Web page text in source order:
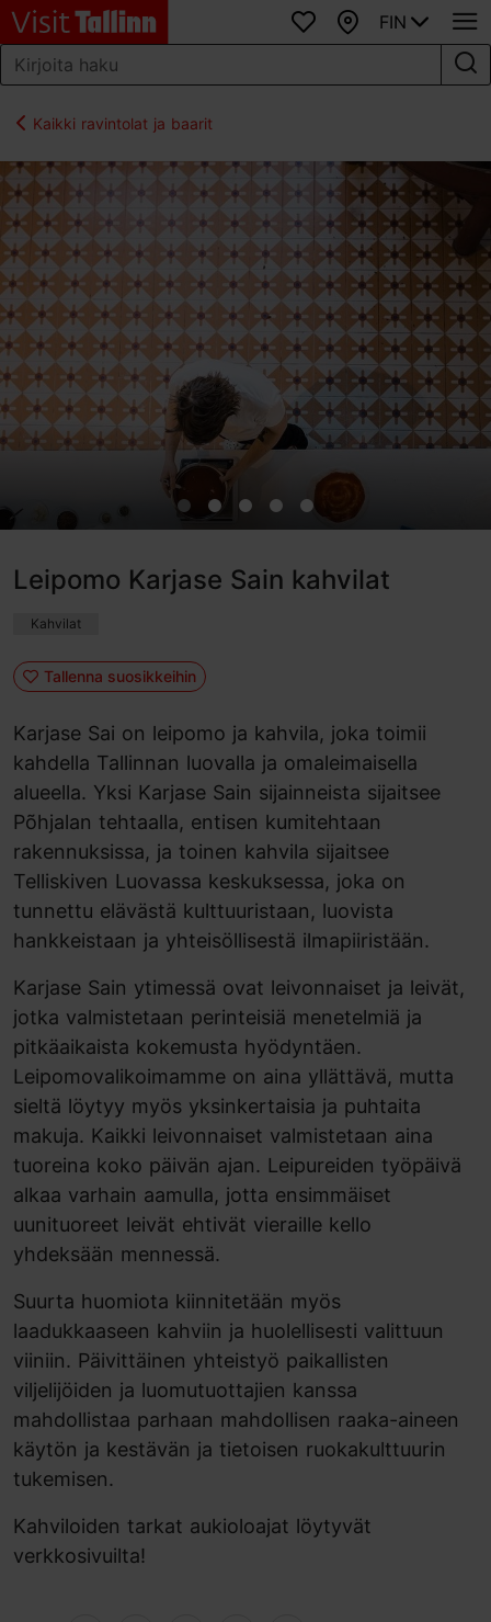
SuosikitKartta
FIN
Kaikki ravintolat ja baarit
Leipomo Karjase Sain kahvilat
Kahvilat
Tallenna suosikkeihin
Karjase Sai on leipomo ja kahvila, joka toimii
kahdella Tallinnan luovalla ja omaleimaisella
alueella. Yksi Karjase Sain sijainneista sijaitsee
Põhjalan tehtaalla, entisen kumitehtaan
rakennuksissa, ja toinen kahvila sijaitsee
Telliskiven Luovassa keskuksessa, joka on
tunnettu elävästä kulttuuristaan, luovista
hankkeistaan ja yhteisöllisestä ilmapiiristään.
Karjase Sain ytimessä ovat leivonnaiset ja leivät,
jotka valmistetaan perinteisiä menetelmiä ja
pitkäaikaista kokemusta hyödyntäen.
Leipomovalikoimamme on aina yllättävä, mutta
sieltä löytyy myös yksinkertaisia ja puhtaita
makuja. Kaikki leivonnaiset valmistetaan aina
tuoreina koko päivän ajan. Leipureiden työpäivä
alkaa varhain aamulla, jotta ensimmäiset
uunituoreet leivät ehtivät vieraille kello
yhdeksään mennessä.
Suurta huomiota kiinnitetään myös
laadukkaaseen kahviin ja huolellisesti valittuun
viiniin. Päivittäinen yhteistyö paikallisten
viljelijöiden ja luomutuottajien kanssa
mahdollistaa parhaan mahdollisen raaka-aineen
käytön ja kestävän ja tietoisen ruokakulttuurin
tukemisen.
Kahviloiden tarkat aukioloajat löytyvät
verkkosivuilta!